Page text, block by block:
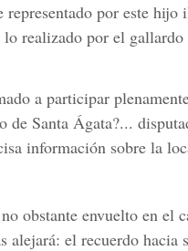
por este hijo
realizado por el
a participar
de Santa Ágata?...
información sobre la
obstante envuelto en el
alejará: el recuerdo hacia